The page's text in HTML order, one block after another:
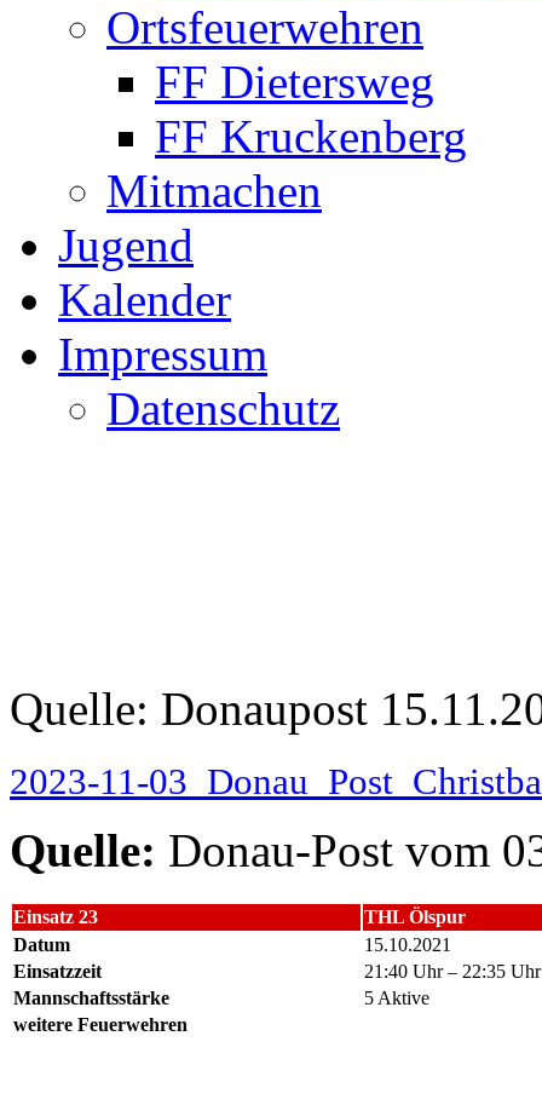
Ortsfeuerwehren
FF Dietersweg
FF Kruckenberg
Mitmachen
Jugend
Kalender
Impressum
Datenschutz
Quelle: Donaupost
2023-11-
Quelle: Donau-Post vom
Einsatz 23
THL Ölspur
Datum
15.10.2021
Einsatzzeit
21:40 Uhr – 22:35 Uhr
Mannschaftsstärke
5 Aktive
weitere Feuerwehren